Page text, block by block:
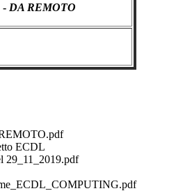
- DA REMOTO
ECDL
29_11_2019.pdf